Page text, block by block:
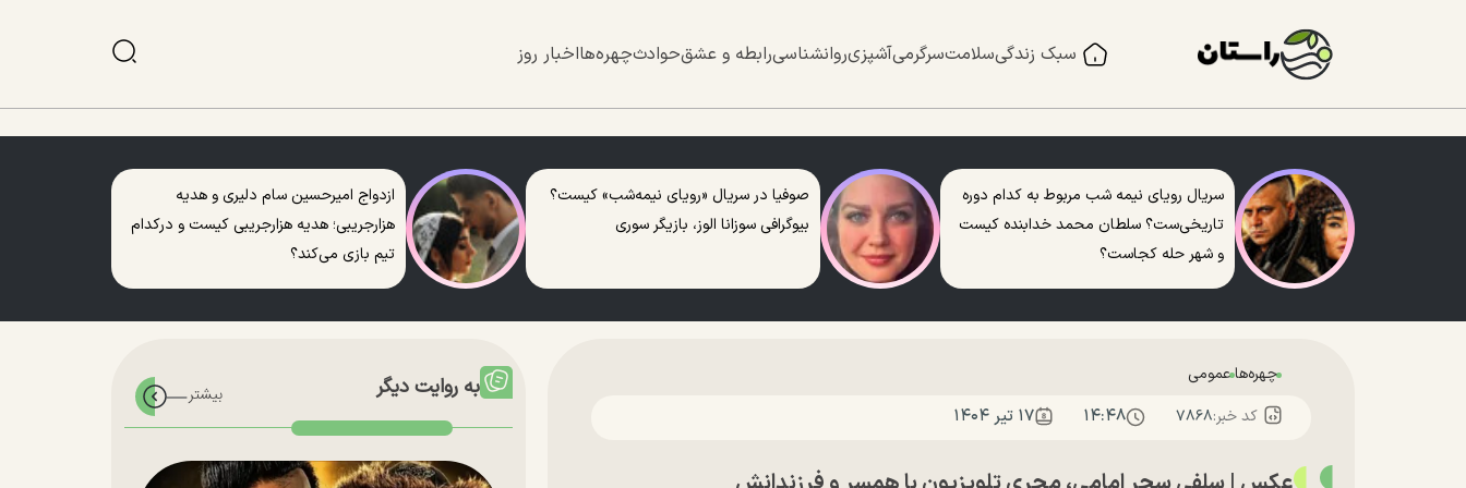
سبک زندگیسلامتسرگرمیآشپزیروانشناسیرابطه و عشقحوادثچهره‌هااخبار روز
سریال رویای نیمه شب مربوط به کدام دوره
تاریخی‌ست؟ سلطان محمد خدابنده کیست
و شهر حله کجاست؟
صوفیا در سریال «رویای نیمه‌شب» کیست؟
بیوگرافی سوزانا الوز، بازیگر سوری
ازدواج امیرحسین سام دلیری و هدیه
هزارجریبی؛ هدیه هزارجریبی کیست و درکدام
تیم بازی می‌کند؟
چهره‌هاعمومی
کد خبر:۷۸۶۸ ۱۴:۴۸ ۱۷ تير ۱۴۰۴
به روایت دیگر